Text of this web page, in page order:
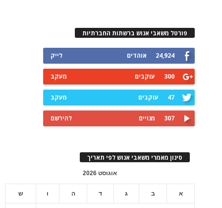
פורטל משאבי אנוש ברשתות החברתיות
24,924 אוהדים לייק
300 עוקבים מעקב
47 עוקבים מעקב
307 מנויים להירשם
סינון מאמרי משאבי אנוש לפי תאריך
אוגוסט 2026
א ב ג ד ה ו ש